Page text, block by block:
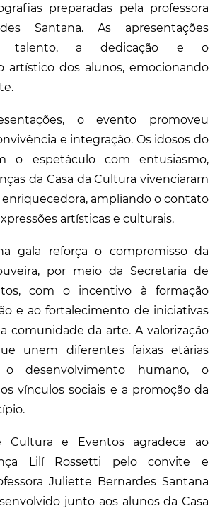
preparadas pela professora
Santana. As apresentações
talento, a dedicação e o
artístico dos alunos, emocionando
o evento promoveu
e integração. Os idosos do
o espetáculo com entusiasmo,
da Casa da Cultura vivenciaram
ampliando o contato
artísticas e culturais.
gala reforça o compromisso da
por meio da Secretaria de
com o incentivo à formação
e ao fortalecimento de iniciativas
comunidade da arte. A valorização
unem diferentes faixas etárias
desenvolvimento humano, o
vínculos sociais e a promoção da
Cultura e Eventos agradece ao
Lilí Rossetti pelo convite e
Juliette Bernardes Santana
junto aos alunos da Casa